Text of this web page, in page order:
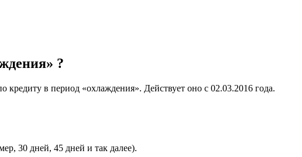
?
в период «охлаждения». Действует оно с 02.03.2016 года.
30 дней, 45 дней и так далее).